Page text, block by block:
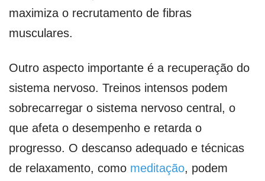
maximiza o recrutamento de fibras
musculares.
Outro aspecto importante é a recuperação do
sistema nervoso. Treinos intensos podem
sobrecarregar o sistema nervoso central, o
que afeta o desempenho e retarda o
progresso. O descanso adequado e técnicas
de relaxamento, como meditação, podem